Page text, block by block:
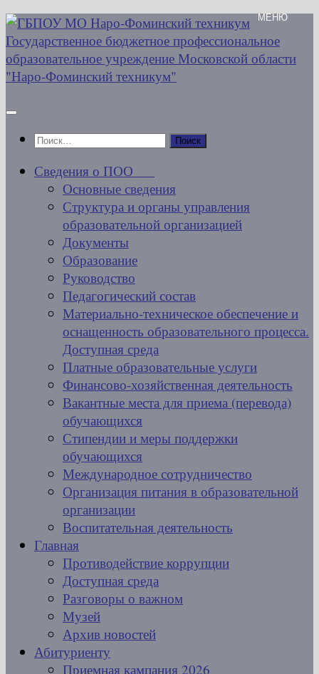
Перейти
к
содержимому
Найти:
Сведения о ПОО
Основные сведения
Структура и органы управления
образовательной организацией
Документы
Образование
Руководство
Педагогический состав
Материально-техническое обеспечение и
оснащенность образовательного процесса.
Доступная среда
Платные образовательные услуги
Финансово-хозяйственная деятельность
Вакантные места для приема (перевода)
обучающихся
Стипендии и меры поддержки
обучающихся
Международное сотрудничество
Организация питания в образовательной
организации
Воспитательная деятельность
Главная
Противодействие коррупции
Доступная среда
Разговоры о важном
Музей
Архив новостей
Абитуриенту
Приемная кампания 2026